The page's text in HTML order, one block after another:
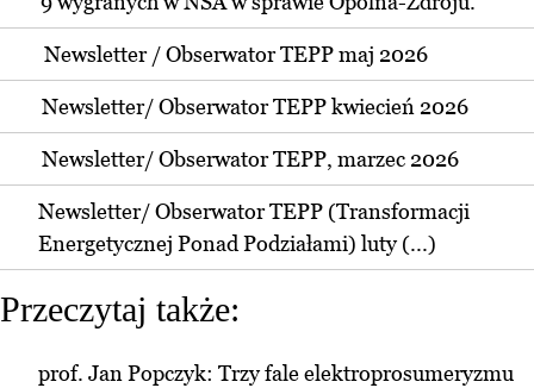
Newsletter / Obserwator TEPP maj 2026
Newsletter/ Obserwator TEPP kwiecień 2026
Newsletter/ Obserwator TEPP, marzec 2026
Newsletter/ Obserwator TEPP (Transformacji
Energetycznej Ponad Podziałami) luty (...)
Przeczytaj także:
prof. Jan Popczyk: Trzy fale elektroprosumeryzmu